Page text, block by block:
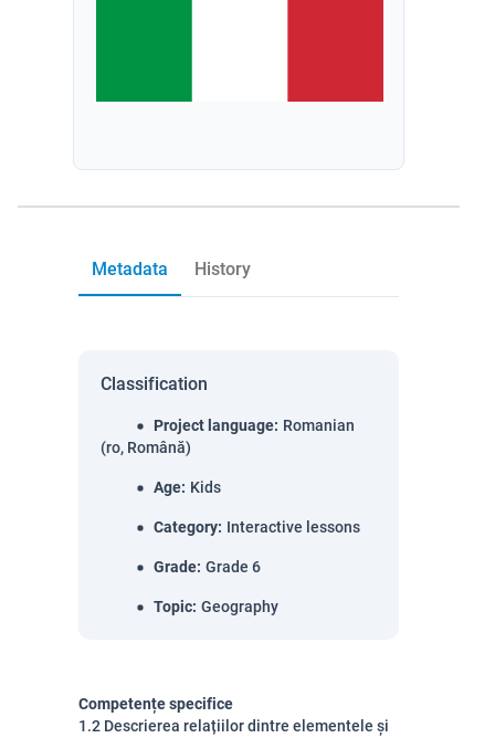
Metadata History
Classification
Project language: Romanian
(ro, Română)
Age: Kids
Category: Interactive lessons
Grade: Grade 6
Topic: Geography
Competențe specifice
1.2 Descrierea relațiilor dintre elementele și